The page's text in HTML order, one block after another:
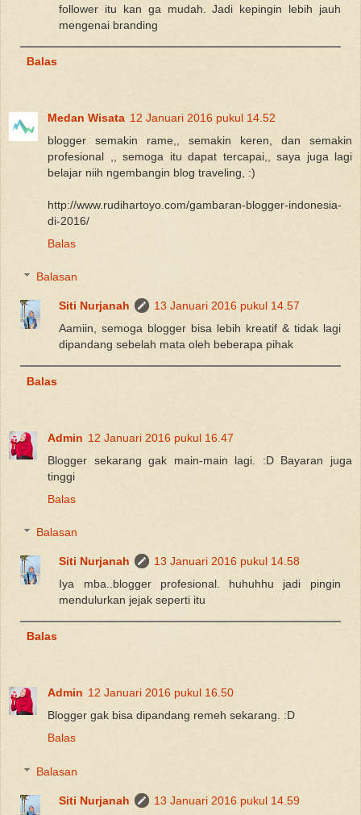
follower itu kan ga mudah. Jadi kepingin lebih jauh
mengenai branding
Balas
Medan Wisata 12 Januari 2016 pukul 14.52
blogger semakin rame,, semakin keren, dan semakin
profesional ,, semoga itu dapat tercapai,, saya juga lagi
belajar niih ngembangin blog traveling, :)
http://www.rudihartoyo.com/gambaran-blogger-indonesia-
di-2016/
Balas
Balasan
Siti Nurjanah
13 Januari 2016 pukul 14.57
Aamiin, semoga blogger bisa lebih kreatif & tidak lagi
dipandang sebelah mata oleh beberapa pihak
Balas
Admin 12 Januari 2016 pukul 16.47
Blogger sekarang gak main-main lagi. :D Bayaran juga
tinggi
Balas
Balasan
Siti Nurjanah
13 Januari 2016 pukul 14.58
Iya mba..blogger profesional. huhuhhu jadi pingin
mendulurkan jejak seperti itu
Balas
Admin 12 Januari 2016 pukul 16.50
Blogger gak bisa dipandang remeh sekarang. :D
Balas
Balasan
Siti Nurjanah
13 Januari 2016 pukul 14.59